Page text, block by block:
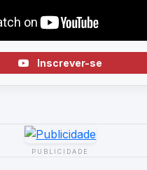
Inscrever-se
PUBLICIDADE